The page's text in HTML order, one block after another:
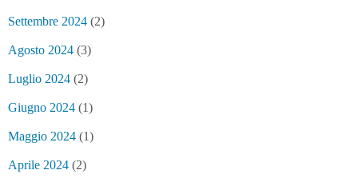
Settembre 2024 (2)
Agosto 2024 (3)
Luglio 2024 (2)
Giugno 2024 (1)
Maggio 2024 (1)
Aprile 2024 (2)